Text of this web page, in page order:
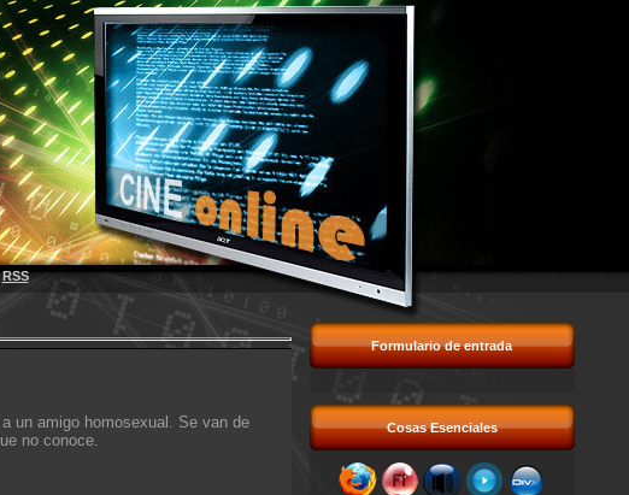
RSS
un amigo homosexual. Se van de
no conoce.
Formulario de entrada
Cosas Esenciales